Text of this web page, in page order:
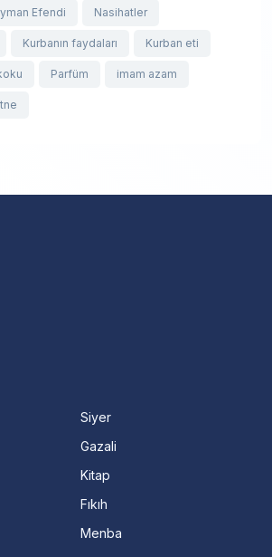
Efendi Nasihatler
Kurbanın faydaları Kurban eti
Parfüm imam azam
Siyer
Gazali
Kitap
Fıkıh
Menba